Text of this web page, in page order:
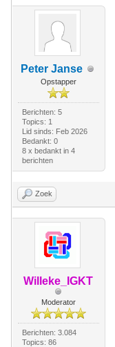
Peter Janse
Opstapper
Berichten: 5
Topics: 1
Lid sinds: Feb 2026
Bedankt: 0
8 x bedankt in 4
berichten
Zoek
Willeke_IGKT
Moderator
Berichten: 3.084
Topics: 86